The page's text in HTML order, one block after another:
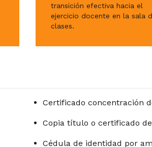
transición efectiva hacia el
ejercicio docente en la sala
clases.
Certificado concentración
Copia título o certificado
Cédula de identidad por